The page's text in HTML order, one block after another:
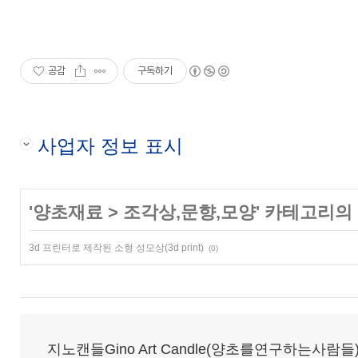
공감 구독하기
사업자 정보 표시
'양초재료 > 조각상,문향,모양' 카테고리의
3d 프린터로 제작된 소형 성모상(3d print) (0)
지노캔들Gino Art Candle(양초를연구하는사람들